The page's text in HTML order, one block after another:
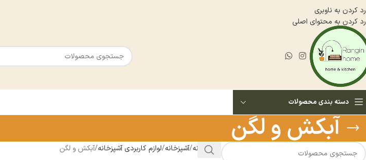
رد کردن به ناوبری
رد کردن به محتوای اصلی
دسته بندی محصولات
آبكش و لگن
خانه آشپزخانه لوازم كاربردى آشپزخانه آبكش و لگن